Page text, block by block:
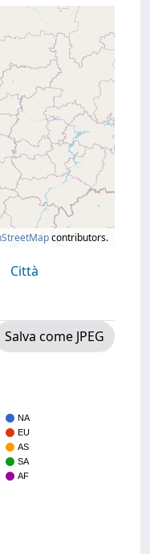
contributors.
Città
Salva come JPEG
NA
EU
AS
SA
AF